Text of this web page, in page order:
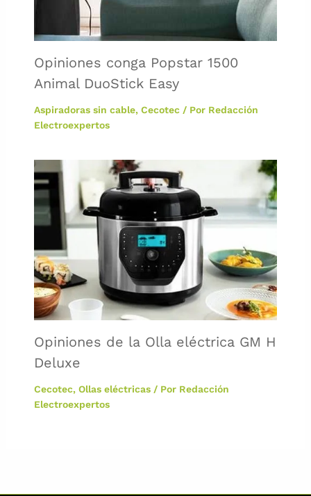
Opiniones conga Popstar 1500
Animal DuoStick Easy
Aspiradoras sin cable, Cecotec/ Por Redacción
Electroexpertos
Opiniones de la Olla eléctrica GM H
Deluxe
Cecotec, Ollas eléctricas/ Por Redacción
Electroexpertos